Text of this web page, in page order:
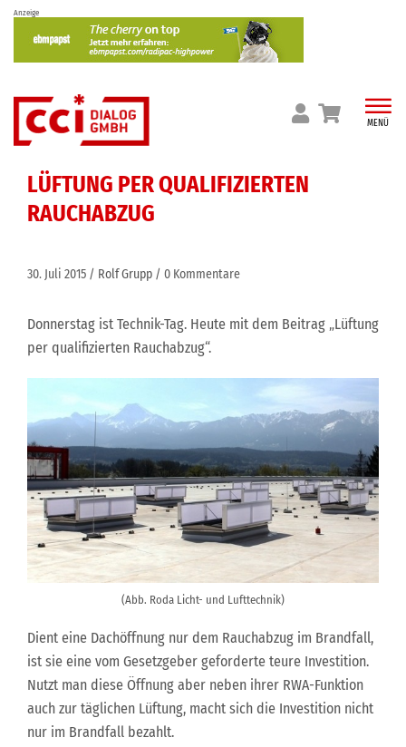
Skip
content
Anzeige
MENÜ
LÜFTUNG PER QUALIFIZIERTEN
RAUCHABZUG
30. Juli 2015 Rolf Grupp 0 Kommentare
Donnerstag ist Technik-Tag. Heute mit dem Beitrag „Lüftung
per qualifizierten Rauchabzug“.
(Abb. Roda Licht- und Lufttechnik)
Dient eine Dachöffnung nur dem Rauchabzug im Brandfall,
ist sie eine vom Gesetzgeber geforderte teure Investition.
Nutzt man diese Öffnung aber neben ihrer RWA-Funktion
auch zur täglichen Lüftung, macht sich die Investition nicht
nur im Brandfall bezahlt.